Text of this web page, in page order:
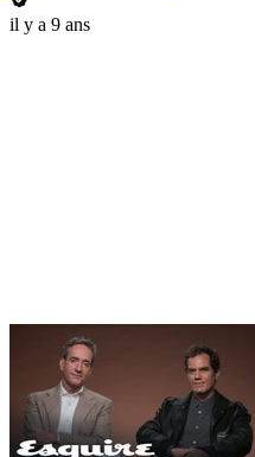
il y a 9 ans